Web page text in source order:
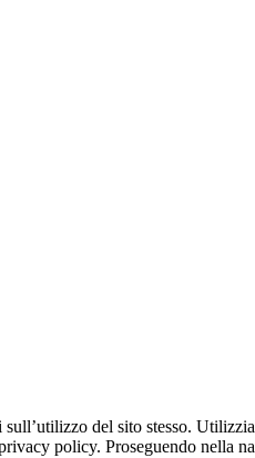
del sito stesso.
policy. Proseguendo nella